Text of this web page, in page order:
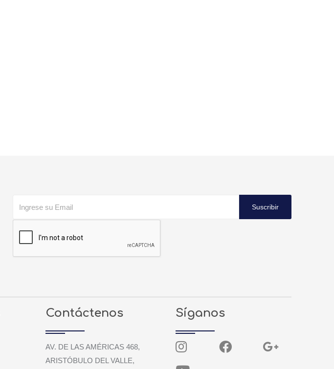
Suscribir
Contáctenos
AV. DE LAS AMÉRICAS 468,
ARISTÓBULO DEL VALLE,
Síganos